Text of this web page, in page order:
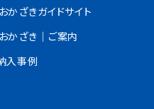
かざきガイドサイト
かざき｜ご案内
入事例